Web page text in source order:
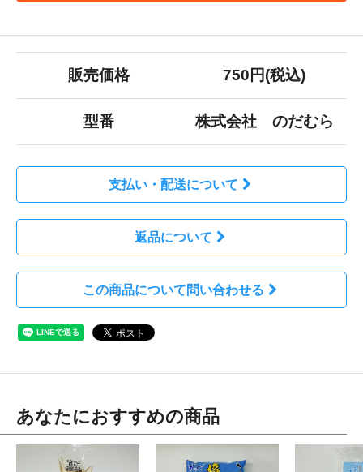
販売価格 750円(税込)
型番 株式会社 のだむら
支払い・配送について
返品について
この商品について問い合わせる
あなたにおすすめの商品